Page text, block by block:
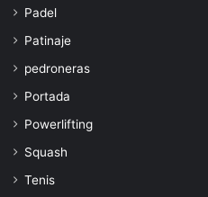
Padel
Patinaje
pedroneras
Portada
Powerlifting
Squash
Tenis